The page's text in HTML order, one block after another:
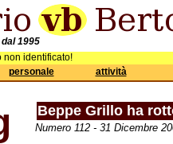
1995
non identificato!
personale attività
Beppe Grillo ha
Numero 112 - 31 Dicembre